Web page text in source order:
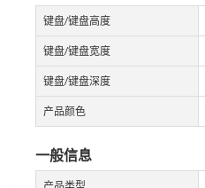
键盘/键盘高度
键盘/键盘宽度
键盘/键盘深度
产品颜色
一般信息